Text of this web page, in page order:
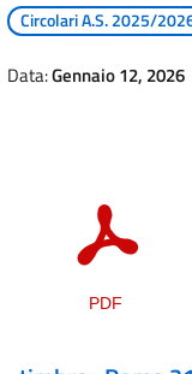
Circolari A.S. 2025/
Data:Gennaio 12, 2026